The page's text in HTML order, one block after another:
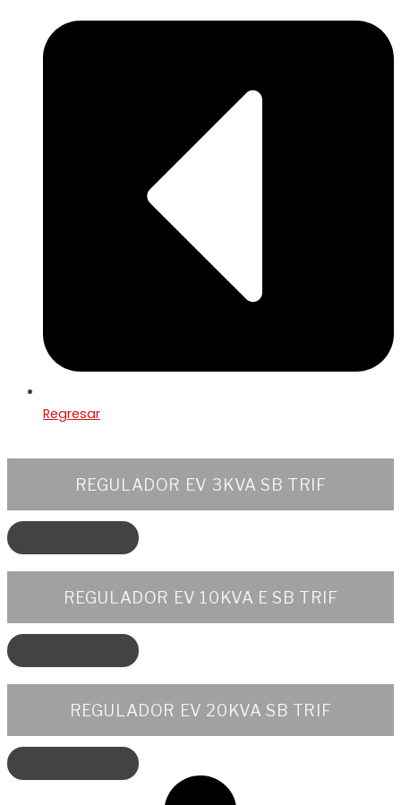
Regresar
REGULADOR EV 3KVA SB TRIF
REGULADOR EV 10KVA E SB TRIF
REGULADOR EV 20KVA SB TRIF